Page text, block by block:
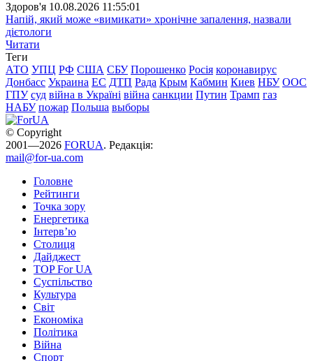
Здоров'я 10.08.2026 11:55:01
Напій, який може «вимикати» хронічне запалення, назвали
дієтологи
Читати
Теги
АТО УПЦ РФ США СБУ Порошенко Росія коронавирус
Донбасс Украина ЕС ДТП Рада Крым Кабмин Киев НБУ ООС
ГПУ суд війна в Україні війна санкции Путин Трамп газ
НАБУ пожар Польша выборы
© Copyright
2001—2026 FORUA. Редакція:
mail@for-ua.com
Головне
Рейтинги
Точка зору
Енергетика
Інтерв’ю
Столиця
Дайджест
TOP For UA
Суспiльство
Культура
Світ
Економіка
Політика
Війна
Спорт